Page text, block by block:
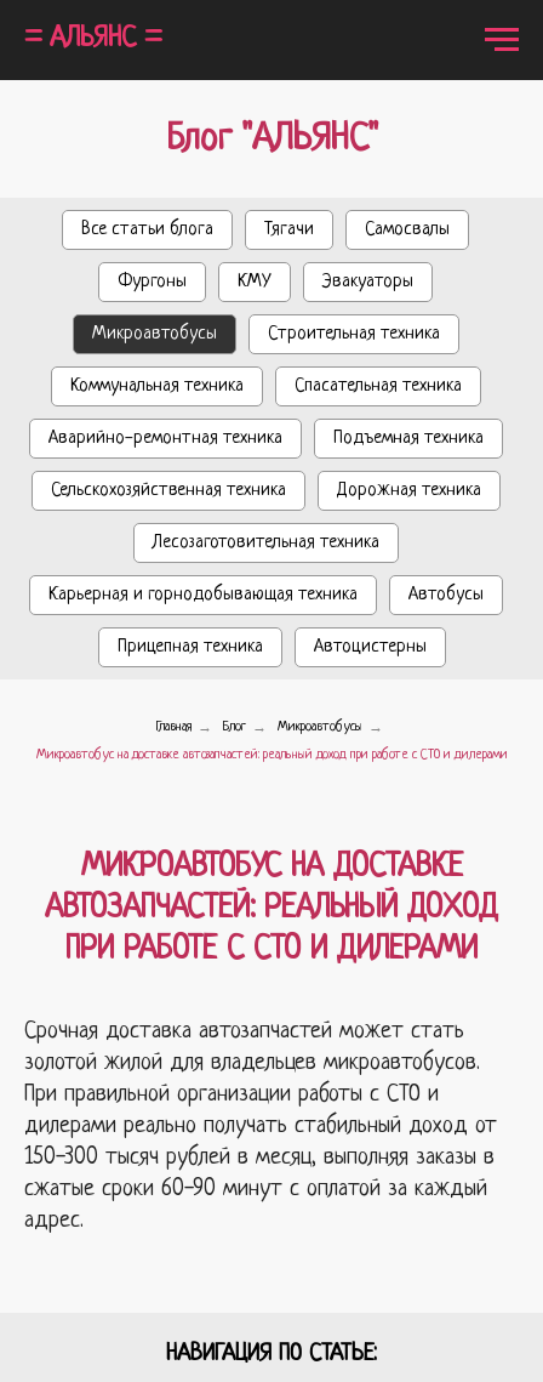
= АЛЬЯНС =
Блог "АЛЬЯНС"
Все статьи блога Тягачи Самосвалы
Фургоны КМУ Эвакуаторы
Микроавтобусы Строительная техника
Коммунальная техника Спасательная техника
Аварийно-ремонтная техника Подъемная техника
Сельскохозяйственная техника Дорожная техника
Лесозаготовительная техника
Карьерная и горнодобывающая техника Автобусы
Прицепная техника Автоцистерны
Главная → Блог → Микроавтобусы →
Микроавтобус на доставке автозапчастей: реальный доход при работе с СТО и дилерами
МИКРОАВТОБУС НА ДОСТАВКЕ
АВТОЗАПЧАСТЕЙ: РЕАЛЬНЫЙ ДОХОД
ПРИ РАБОТЕ С СТО И ДИЛЕРАМИ
Срочная доставка автозапчастей может стать
золотой жилой для владельцев микроавтобусов.
При правильной организации работы с СТО и
дилерами реально получать стабильный доход от
150-300 тысяч рублей в месяц, выполняя заказы в
сжатые сроки 60-90 минут с оплатой за каждый
адрес.
НАВИГАЦИЯ ПО СТАТЬЕ: